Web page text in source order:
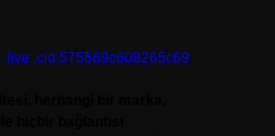
live:.cid.575569c608265c69